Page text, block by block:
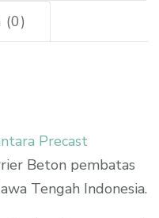
(0)
Precast
Beton pembatas
Tengah Indonesia.